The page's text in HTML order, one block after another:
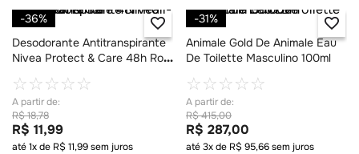
-36%
Desodorante Antitranspirante
Nivea Protect & Care 48h Roll-
☆☆☆☆☆
R$18,78
R$ 11,99
até1x de R$11,99sem juros
-31%
Animale Gold De Animale Eau
De Toilette Masculino 100ml
☆☆☆☆☆
R$415,00
R$ 287,00
até3x de R$95,66sem juros